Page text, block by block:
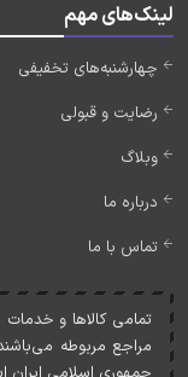
لینک‌های مهم
چهارشنبه‌های تخفیفی
رضایت و قبولی
وبلاگ
درباره ما
تماس با ما
تمامی کالاها و
مراجع مربوطه